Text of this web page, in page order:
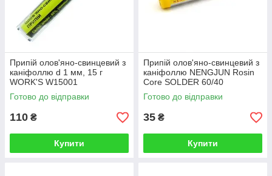
Припій олов'яно-свинцевий з
каніфоллю d 1 мм, 15 г
WORK'S W15001
Готово до відправки
110 ₴
Купити
Припій олов'яно-свинцевий з
каніфоллю NENGJUN Rosin
Core SOLDER 60/40
Готово до відправки
35 ₴
Купити